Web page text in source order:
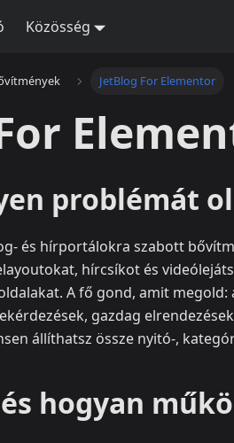
Közösség
JetBlog For Elementor
problémát
és hírportálokra szabott
hírcsíkot és
A fő gond, amit
gazdag
állíthatsz össze nyitó-,
hogyan